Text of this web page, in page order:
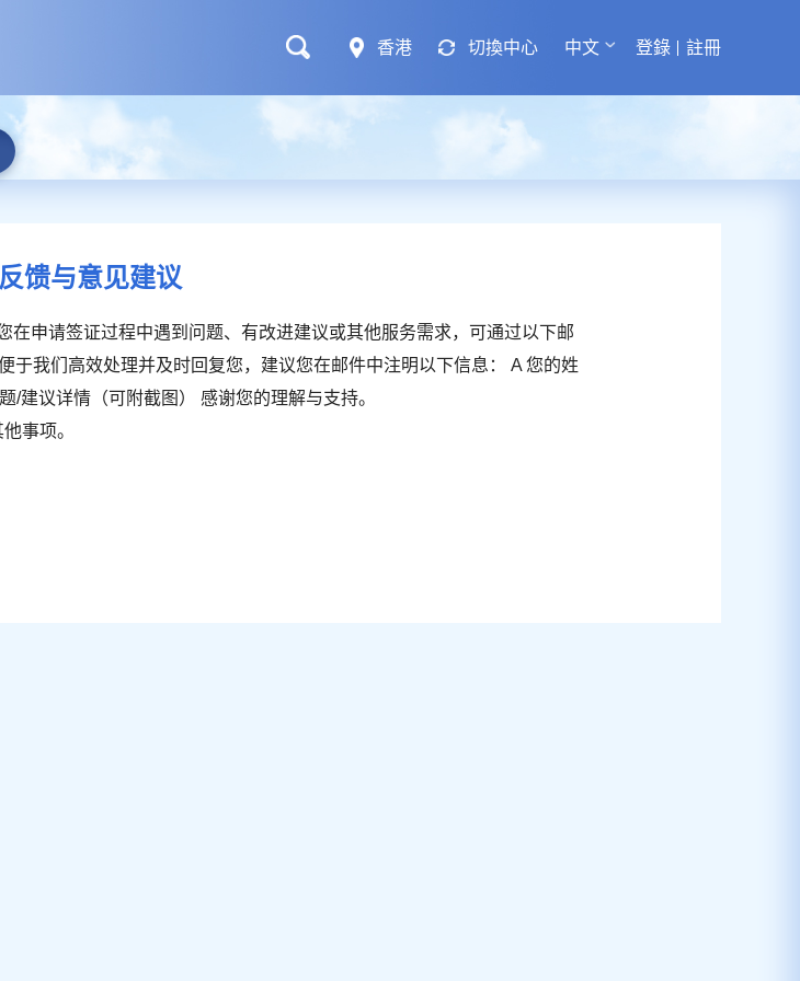
香港 切換中心 中文 登錄 註冊
馈与意见建议
申请签证过程中遇到问题、有改进建议或其他服务需求，可通过以下邮
我们高效处理并及时回复您，建议您在邮件中注明以下信息： A 您的姓
/建议详情（可附截图） 感谢您的理解与支持。
事项。